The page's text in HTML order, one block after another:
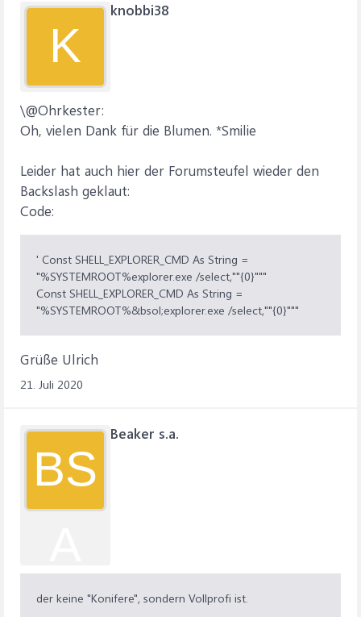
strCommandLine = Replace(SHELL_EXPLORER_CMD,
"%SYSTEMROOT%", Environ("SYSTEMROOT"))
strCommandLine = Replace(strCommandLine, "{0}",
FileSpec)
strCommandLine
End Sub
K
knobbi38
\@Ohrkester:
Oh, vielen Dank für die Blumen. *Smilie
Leider hat auch hier der Forumsteufel wieder den
Backslash geklaut:
Code:
' Const SHELL_EXPLORER_CMD As String =
"%SYSTEMROOT%explorer.exe /select,""{0}"""
Const SHELL_EXPLORER_CMD As String =
"%SYSTEMROOT%&bsol;explorer.exe /select,""{0}"""
Grüße Ulrich
21. Juli 2020
BS
Beaker s.a.
der keine "Konifere", sondern Vollprofi ist.